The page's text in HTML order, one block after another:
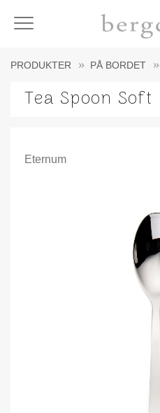
Meny
PRODUKTER PÅ BORDET
Tea Spoon Soft
Eternum